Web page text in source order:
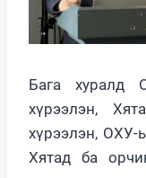
Бага хуралд
хүрээлэн,
хүрээлэн,
Хятад ба